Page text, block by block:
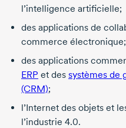
l’intelligence artificielle;
des applications de
commerce électronique;
des applications
ERP et des systèmes de
(CRM);
l’Internet des objets et
l’industrie 4.0.